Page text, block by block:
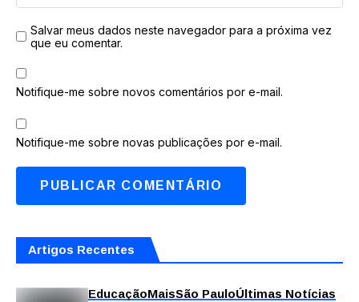
Salvar meus dados neste navegador para a próxima vez
que eu comentar.
Notifique-me sobre novos comentários por e-mail.
Notifique-me sobre novas publicações por e-mail.
Artigos Recentes
EducaçãoMaisSão PauloÚltimas Notícias